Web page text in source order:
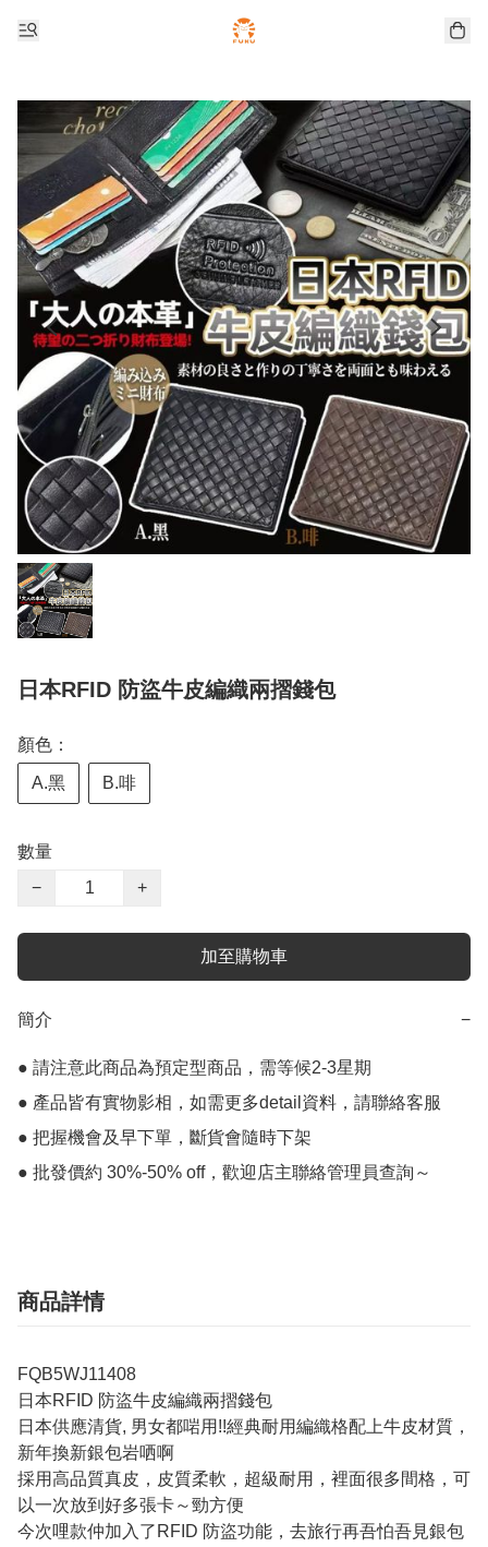
日本RFID 防盜牛皮編織兩摺錢包
顏色：
A.黑 B.啡
數量
−
+
加至購物車
簡介 −
● 請注意此商品為預定型商品，需等候2-3星期
● 產品皆有實物影相，如需更多detail資料，請聯絡客服
● 把握機會及早下單，斷貨會隨時下架
● 批發價約 30%-50% off，歡迎店主聯絡管理員查詢～
商品詳情
FQB5WJ11408
日本RFID 防盜牛皮編織兩摺錢包
日本供應清貨, 男女都啱用!!經典耐用編織格配上牛皮材質，
新年換新銀包岩哂啊
採用高品質真皮，皮質柔軟，超級耐用，裡面很多間格，可
以一次放到好多張卡～勁方便
今次哩款仲加入了RFID 防盜功能，去旅行再吾怕吾見銀包